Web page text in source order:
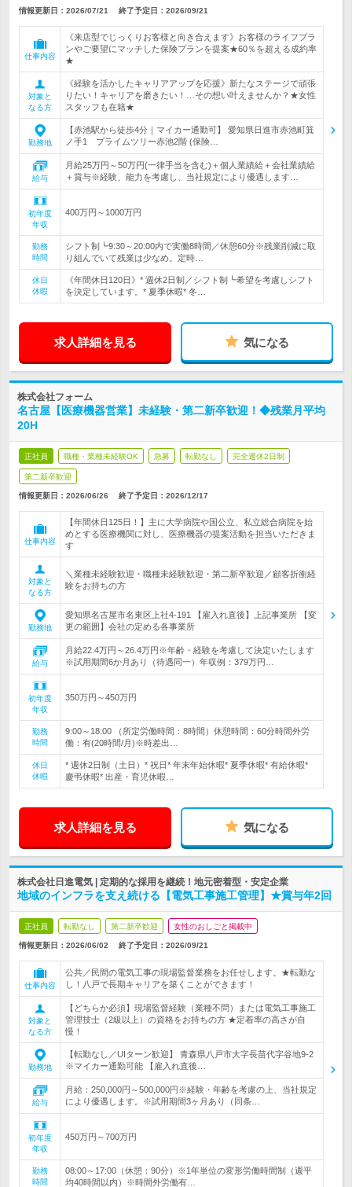
情報更新日：2026/07/21 終了予定日： 2026/09/21
仕事内容
《来店型でじっくりお客様と向き合えます》お客様のライフプラ
ンやご要望にマッチした保険プランを提案★60％を超える成約率
★
対象と
なる方
《経験を活かしたキャリアアップを応援》新たなステージで頑張
りたい！キャリアを磨きたい！…その想い叶えませんか？★女性
スタッフも在籍★
勤務地
【赤池駅から徒歩4分｜マイカー通勤可】 愛知県日進市赤池町箕
ノ手1 プライムツリー赤池2階 (保険…
給与
月給25万円～50万円(一律手当を含む)＋個人業績給＋会社業績給
＋賞与※経験、能力を考慮し、当社規定により優遇します…
初年度
年収
400万円～1000万円
勤務
時間
シフト制┗9:30～20:00内で実働8時間／休憩60分※残業削減に取
り組んでいて残業は少なめ。定時…
休日
休暇
《年間休日120日》* 週休2日制／シフト制┗希望を考慮しシフト
を決定しています。* 夏季休暇* 冬…
求人詳細を見る 気になる
株式会社フォーム
名古屋【医療機器営業】未経験・第二新卒歓迎！◆残業月平均
20H
正社員 職種・業種未経験OK 急募 転勤なし 完全週休2日制
第二新卒歓迎
情報更新日：2026/06/26 終了予定日： 2026/12/17
仕事内容
【年間休日125日！】主に大学病院や国公立、私立総合病院を始
めとする医療機関に対し、医療機器の提案活動を担当いただきま
す
対象と
なる方
＼業種未経験歓迎・職種未経験歓迎・第二新卒歓迎／顧客折衝経
験をお持ちの方
勤務地
愛知県名古屋市名東区上社4-191 【雇入れ直後】上記事業所 【変
更の範囲】会社の定める各事業所
給与
月給22.4万円～26.4万円※年齢・経験を考慮して決定いたします
※試用期間6か月あり（待遇同一）年収例：379万円…
初年度
年収
350万円～450万円
勤務
時間
9:00～18:00 （所定労働時間：8時間）休憩時間：60分時間外労
働：有(20時間/月)※時差出…
休日
休暇
* 週休2日制（土日）* 祝日* 年末年始休暇* 夏季休暇* 有給休暇*
慶弔休暇* 出産・育児休暇…
求人詳細を見る 気になる
株式会社日進電気 | 定期的な採用を継続！地元密着型・安定企業
地域のインフラを支え続ける【電気工事施工管理】★賞与年2回
正社員 転勤なし 第二新卒歓迎 女性のおしごと掲載中
情報更新日：2026/06/02 終了予定日： 2026/09/21
仕事内容
公共／民間の電気工事の現場監督業務をお任せします。★転勤な
し！八戸で長期キャリアを築くことができます！
対象と
なる方
【どちらか必須】現場監督経験（業種不問）または電気工事施工
管理技士（2級以上）の資格をお持ちの方 ★定着率の高さが自
慢！
勤務地
【転勤なし／UIターン歓迎】 青森県八戸市大字長苗代字谷地9-2
※マイカー通勤可能 【雇入れ直後…
給与
月給：250,000円～500,000円※経験・年齢を考慮の上、当社規定
により優遇します。※試用期間3ヶ月あり（同条…
初年度
年収
450万円～700万円
勤務
時間
08:00～17:00（休憩：90分）※1年単位の変形労働時間制（週平
均40時間以内）※時間外労働有…